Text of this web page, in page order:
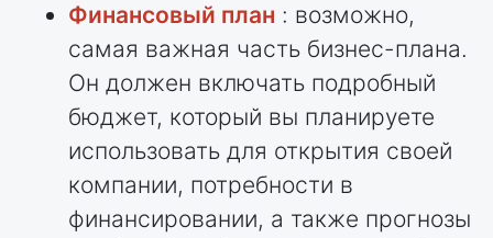
Финансовый план : возможно,
самая важная часть бизнес-плана.
Он должен включать подробный
бюджет, который вы планируете
использовать для открытия своей
компании, потребности в
финансировании, а также прогнозы